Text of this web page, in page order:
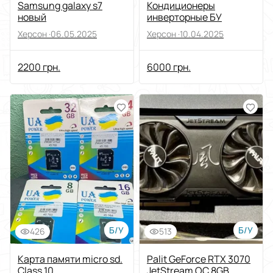
Samsung galaxy s7
новый
Херсон ·06.05.2025
2200 грн.
Кондиционеры
инверторные БУ
Херсон ·10.04.2025
6000 грн.
426 Б/У
Карта памяти micro sd.
513 Б/У
Palit GeForce RTX 3070